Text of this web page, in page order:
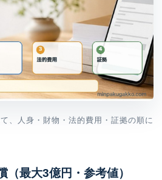
、人身・財物・法的費用・証拠の順に
（最大3億円・参考値）